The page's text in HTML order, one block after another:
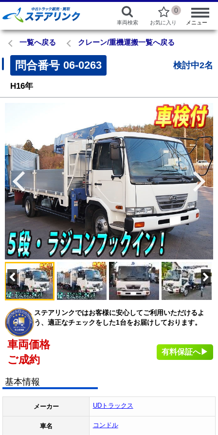
車両検索
0
お気に入り メニュー
一覧へ戻る クレーン/重機運搬一覧へ戻る
問合番号 06-0263 検討中2名
H16年
ステアリンクではお客様に安心してご利用いただけるよ
う、適正なチェックをした1台をお届けしております。
車両価格
ご成約
有料保証へ▶
基本情報
メーカー UDトラックス
車名 コンドル